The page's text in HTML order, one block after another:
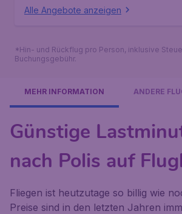
Alle Angebote anzeigen
*Hin- und Rückflug pro Person, inklusive
Buchungsgebühr.
MEHR INFORMATION ANDERE
Günstige
nach Polis auf
Fliegen ist heutzutage so billig wie
Preise sind in den letzten Jahren